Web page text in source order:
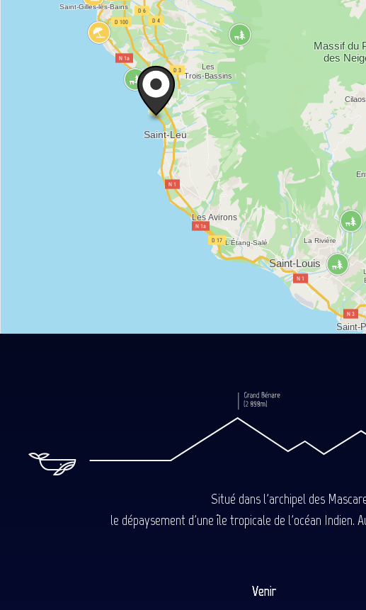
Situé dans l'archipel des
le dépaysement d'une île tropicale de l'océan Indien.
Venir